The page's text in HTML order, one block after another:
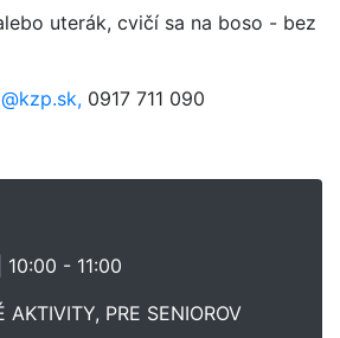
uterák, cvičí sa na boso - bez
0917 711 090
- 11:00
PRE SENIOROV